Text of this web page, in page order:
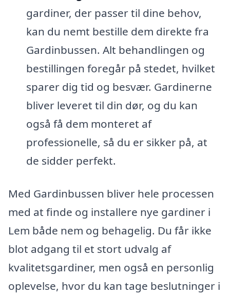
gardiner, der passer til dine behov,
kan du nemt bestille dem direkte fra
Gardinbussen. Alt behandlingen og
bestillingen foregår på stedet, hvilket
sparer dig tid og besvær. Gardinerne
bliver leveret til din dør, og du kan
også få dem monteret af
professionelle, så du er sikker på, at
de sidder perfekt.
Med Gardinbussen bliver hele processen
med at finde og installere nye gardiner i
Lem både nem og behagelig. Du får ikke
blot adgang til et stort udvalg af
kvalitetsgardiner, men også en personlig
oplevelse, hvor du kan tage beslutninger i